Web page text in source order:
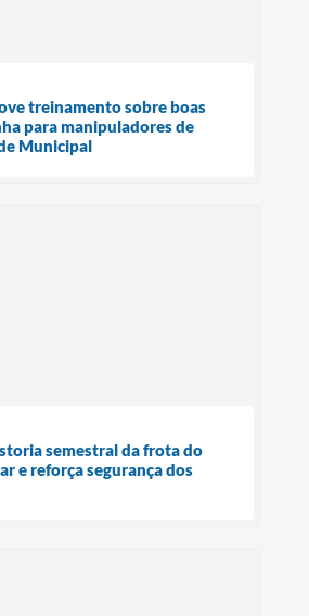
treinamento sobre boas
para manipuladores de
Municipal
semestral da frota do
e reforça segurança dos